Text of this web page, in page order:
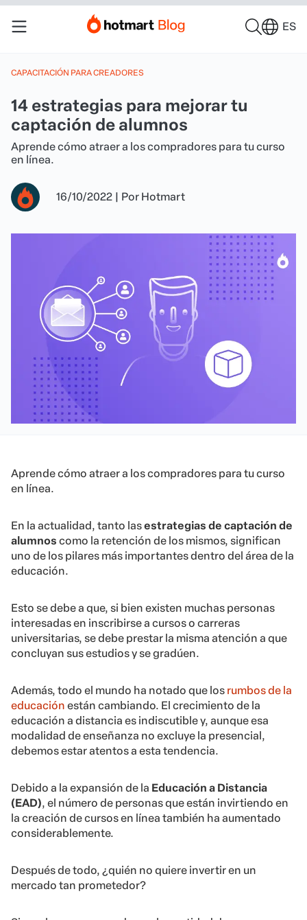
ES
CAPACITACIÓN PARA CREADORES
14 estrategias para mejorar tu
captación de alumnos
Aprende cómo atraer a los compradores para tu curso
en línea.
16/10/2022 | Por Hotmart
Aprende cómo atraer a los compradores para tu curso
en línea.
En la actualidad, tanto lasestrategias de captación de
alumnos como la retención de los mismos, significan
uno de los pilares más importantes dentro del área de la
educación.
Esto se debe a que, si bien existen muchas personas
interesadas en inscribirse a cursos o carreras
universitarias, se debe prestar la misma atención a que
concluyan sus estudios y se gradúen.
Además, todo el mundo ha notado que los rumbos de la
educación están cambiando. El crecimiento de la
educación a distancia es indiscutible y, aunque esa
modalidad de enseñanza no excluye la presencial,
debemos estar atentos a esta tendencia.
Debido a la expansión de la Educación a Distancia
(EAD), el número de personas que están invirtiendo en
la creación de cursos en línea también ha aumentado
considerablemente.
Después de todo, ¿quién no quiere invertir en un
mercado tan prometedor?